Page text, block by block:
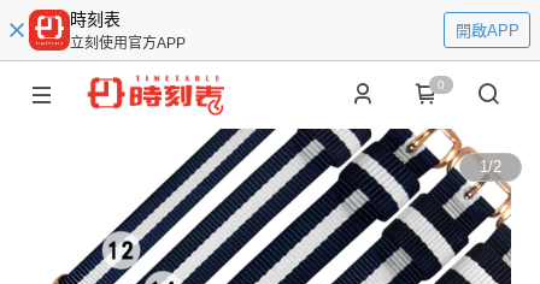
時刻表
立刻使用官方APP
開啟APP
0
1/2